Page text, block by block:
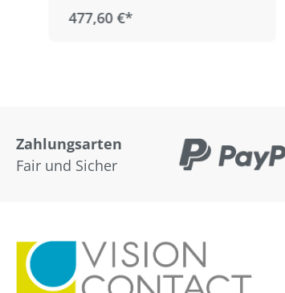
477,60 €*
Zahlungsarten
Fair und Sicher